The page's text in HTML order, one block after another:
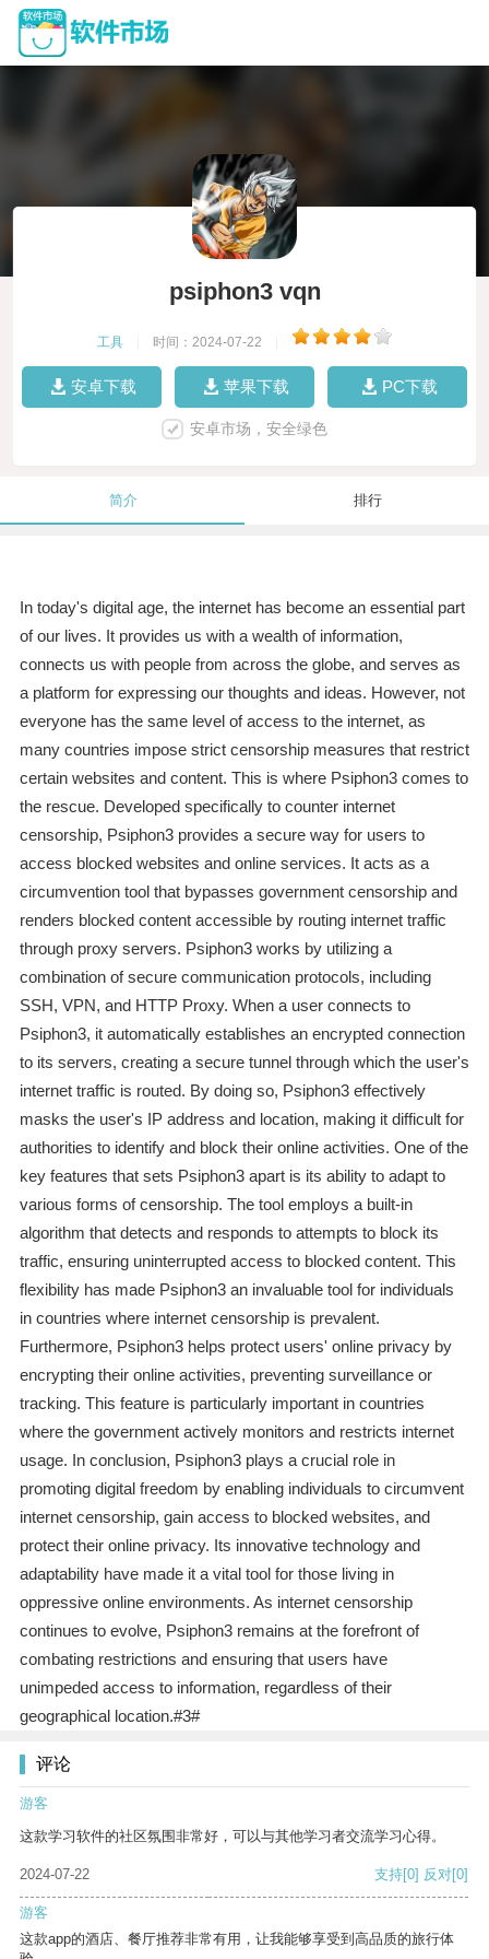
psiphon3 vqn
工具 时间：2024-07-22
安卓下载 苹果下载 PC下载
安卓市场，安全绿色
简介 排行
In today's digital age, the internet has become an essential part
of our lives. It provides us with a wealth of information,
connects us with people from across the globe, and serves as
a platform for expressing our thoughts and ideas. However, not
everyone has the same level of access to the internet, as
many countries impose strict censorship measures that restrict
certain websites and content. This is where Psiphon3 comes to
the rescue. Developed specifically to counter internet
censorship, Psiphon3 provides a secure way for users to
access blocked websites and online services. It acts as a
circumvention tool that bypasses government censorship and
renders blocked content accessible by routing internet traffic
through proxy servers. Psiphon3 works by utilizing a
combination of secure communication protocols, including
SSH, VPN, and HTTP Proxy. When a user connects to
Psiphon3, it automatically establishes an encrypted connection
to its servers, creating a secure tunnel through which the user's
internet traffic is routed. By doing so, Psiphon3 effectively
masks the user's IP address and location, making it difficult for
authorities to identify and block their online activities. One of the
key features that sets Psiphon3 apart is its ability to adapt to
various forms of censorship. The tool employs a built-in
algorithm that detects and responds to attempts to block its
traffic, ensuring uninterrupted access to blocked content. This
flexibility has made Psiphon3 an invaluable tool for individuals
in countries where internet censorship is prevalent.
Furthermore, Psiphon3 helps protect users' online privacy by
encrypting their online activities, preventing surveillance or
tracking. This feature is particularly important in countries
where the government actively monitors and restricts internet
usage. In conclusion, Psiphon3 plays a crucial role in
promoting digital freedom by enabling individuals to circumvent
internet censorship, gain access to blocked websites, and
protect their online privacy. Its innovative technology and
adaptability have made it a vital tool for those living in
oppressive online environments. As internet censorship
continues to evolve, Psiphon3 remains at the forefront of
combating restrictions and ensuring that users have
unimpeded access to information, regardless of their
geographical location.#3#
评论
游客
这款学习软件的社区氛围非常好，可以与其他学习者交流学习心得。
2024-07-22 支持[0] 反对[0]
游客
这款app的酒店、餐厅推荐非常有用，让我能够享受到高品质的旅行体